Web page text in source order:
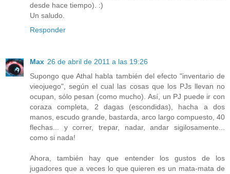
desde hace tiempo). :)
Un saludo.
Responder
Max 26 de abril de 2011 a las 19:26
Supongo que Athal habla también del efecto "inventario de
vieojuego", según el cual las cosas que los PJs llevan no
ocupan, sólo pesan (como mucho). Así, un PJ puede ir con
coraza completa, 2 dagas (escondidas), hacha a dos
manos, escudo grande, bastarda, arco largo compuesto, 40
flechas... y correr, trepar, nadar, andar sigilosamente...
como si nada!
Ahora, también hay que entender los gustos de los
jugadores que a veces lo que quieren es un mata-mata de